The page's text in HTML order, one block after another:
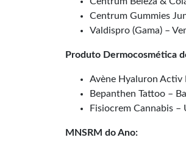
Centrum Gummies
Valdispro (Gama) –
Produto Dermocosmética
Avène Hyaluron Activ
Bepanthen Tattoo –
Fisiocrem Cannabis
MNSRM do Ano: